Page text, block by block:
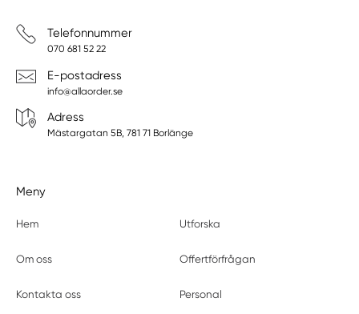
Telefonnummer
070 681 52 22
E-postadress
info@allaorder.se
Adress
Mästargatan 5B, 781 71 Borlänge
Meny
Hem Utforska
Om oss Offertförfrågan
Kontakta oss Personal